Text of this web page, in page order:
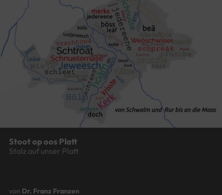
Stoot op oos Platt
Stolz auf unser Platt
von Dr. Franz Franzen